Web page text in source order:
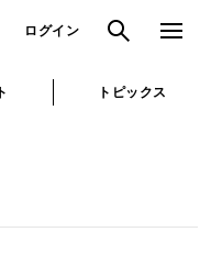
ログイン 検索 メニュ
トピックス